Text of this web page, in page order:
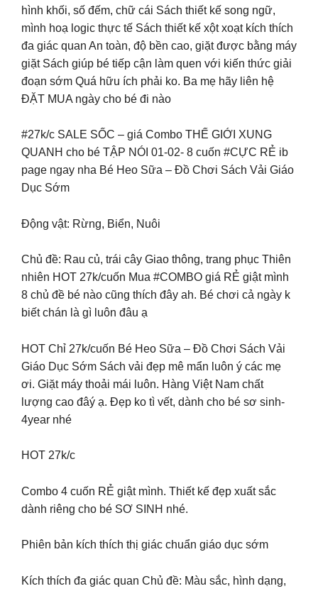
hình khối, số đếm, chữ cái Sách thiết kế song ngữ,
mình hoạ logic thực tế Sách thiết kế xột xoạt kích thích
đa giác quan An toàn, độ bền cao, giặt được bằng máy
giặt Sách giúp bé tiếp cận làm quen với kiến thức giải
đoạn sớm Quá hữu ích phải ko. Ba mẹ hãy liên hệ
ĐẶT MUA ngày cho bé đi nào
#27k/c SALE SỐC – giá Combo THẾ GIỚI XUNG
QUANH cho bé TẬP NÓI 01-02- 8 cuốn #CỰC RẺ ib
page ngay nha Bé Heo Sữa – Đồ Chơi Sách Vải Giáo
Dục Sớm
Động vật: Rừng, Biển, Nuôi
Chủ đề: Rau củ, trái cây Giao thông, trang phục Thiên
nhiên HOT 27k/cuốn Mua #COMBO giá RẺ giật mình
8 chủ đề bé nào cũng thích đây ah. Bé chơi cả ngày k
biết chán là gì luôn đâu ạ
HOT Chỉ 27k/cuốn Bé Heo Sữa – Đồ Chơi Sách Vải
Giáo Dục Sớm Sách vải đẹp mê mẩn luôn ý các mẹ
ơi. Giặt máy thoải mái luôn. Hàng Việt Nam chất
lượng cao đâý ạ. Đẹp ko tì vết, dành cho bé sơ sinh-
4year nhé
HOT 27k/c
Combo 4 cuốn RẺ giật mình. Thiết kế đẹp xuất sắc
dành riêng cho bé SƠ SINH nhé.
Phiên bản kích thích thị giác chuẩn giáo dục sớm
Kích thích đa giác quan Chủ đề: Màu sắc, hình dạng,